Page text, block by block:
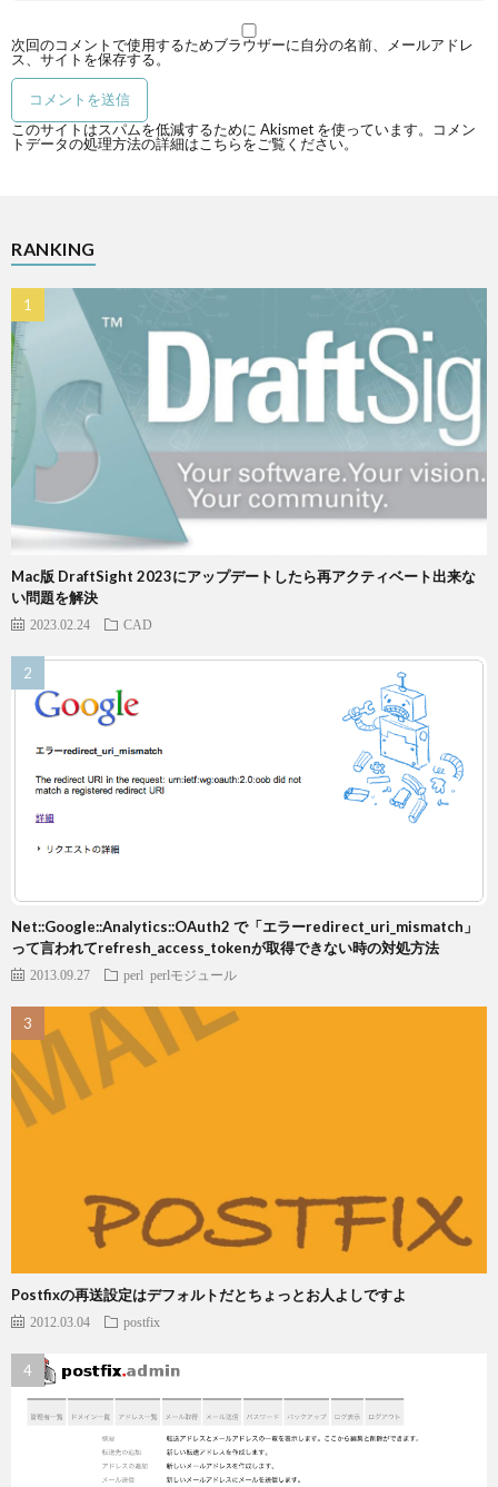
次回のコメントで使用するためブラウザーに自分の名前、メールアドレ
ス、サイトを保存する。
このサイトはスパムを低減するために Akismet を使っています。
コメン
トデータの処理方法の詳細はこちらをご覧ください。
RANKING
Mac版 DraftSight 2023にアップデートしたら再アクティベート出来な
い問題を解決
2023.02.24 CAD
Net::Google::Analytics::OAuth2 で「エラーredirect_uri_mismatch」
って言われてrefresh_access_tokenが取得できない時の対処方法
2013.09.27 perl perlモジュール
Postfixの再送設定はデフォルトだとちょっとお人よしですよ
2012.03.04 postfix